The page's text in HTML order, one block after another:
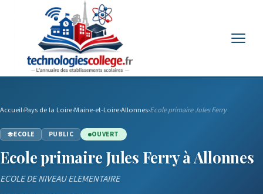
Accueil›Pays de la Loire›Maine-et-Loire›Allonnes›Ecole primaire Jules Ferry
ECOLE PUBLIC OUVERT
Ecole primaire Jules Ferry à Allonnes
ECOLE DE NIVEAU ELEMENTAIRE